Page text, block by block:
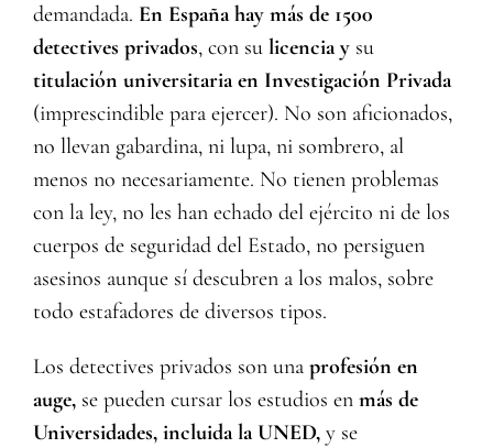
demandada. En España hay más de 1500
detectives privados, con su licencia y su
titulación universitaria en Investigación Privada
(imprescindible para ejercer). No son aficionados,
no llevan gabardina, ni lupa, ni sombrero, al
menos no necesariamente. No tienen problemas
con la ley, no les han echado del ejército ni de los
cuerpos de seguridad del Estado, no persiguen
asesinos aunque sí descubren a los malos, sobre
todo estafadores de diversos tipos.
Los detectives privados son una profesión en
auge, se pueden cursar los estudios en más de
Universidades, incluida la UNED, y se